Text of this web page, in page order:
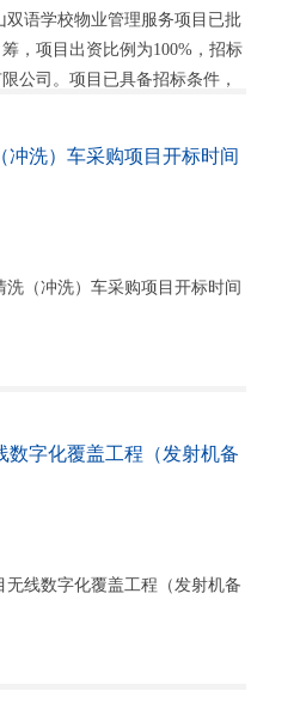
语学校物业管理服务项目已批
，项目出资比例为100%，招标
公司。项目已具备招标条件，
冲洗）车采购项目开标时间
（冲洗）车采购项目开标时间
数字化覆盖工程（发射机备
线数字化覆盖工程（发射机备